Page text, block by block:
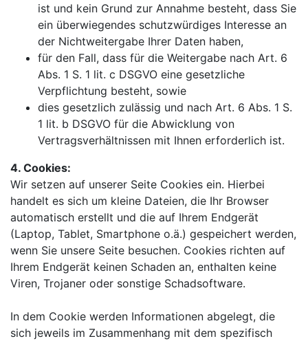
ist und kein Grund zur Annahme besteht, dass Sie
ein überwiegendes schutzwürdiges Interesse an
der Nichtweitergabe Ihrer Daten haben,
für den Fall, dass für die Weitergabe nach Art. 6
Abs. 1 S. 1 lit. c DSGVO eine gesetzliche
Verpflichtung besteht, sowie
dies gesetzlich zulässig und nach Art. 6 Abs. 1 S.
1 lit. b DSGVO für die Abwicklung von
Vertragsverhältnissen mit Ihnen erforderlich ist.
4. Cookies:
Wir setzen auf unserer Seite Cookies ein. Hierbei
handelt es sich um kleine Dateien, die Ihr Browser
automatisch erstellt und die auf Ihrem Endgerät
(Laptop, Tablet, Smartphone o.ä.) gespeichert werden,
wenn Sie unsere Seite besuchen. Cookies richten auf
Ihrem Endgerät keinen Schaden an, enthalten keine
Viren, Trojaner oder sonstige Schadsoftware.
In dem Cookie werden Informationen abgelegt, die
sich jeweils im Zusammenhang mit dem spezifisch